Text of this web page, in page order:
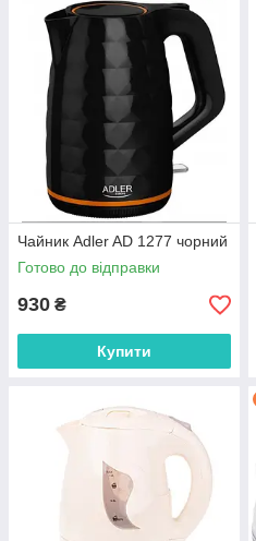
Чайник Adler AD 1277 чорний
Готово до відправки
930 ₴
Купити